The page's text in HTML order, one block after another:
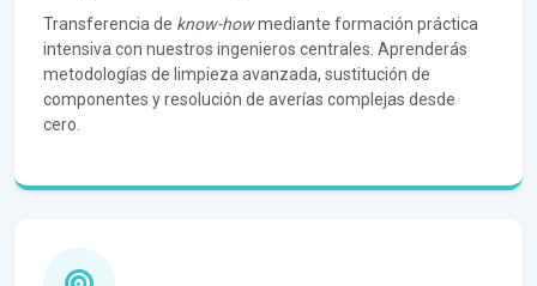
Transferencia de know-howmediante formación práctica
intensiva con nuestros ingenieros centrales. Aprenderás
metodologías de limpieza avanzada, sustitución de
componentes y resolución de averías complejas desde
cero.